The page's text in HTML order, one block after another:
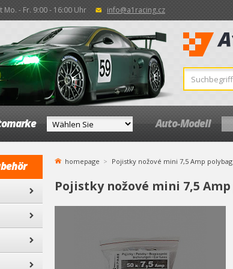
Mo. - Fr. 9:00 - 16:00 Uhr info@a1racing.cz
Auto-Modell
homepage Pojistky nožové mini 7,5 Amp polybag
Pojistky nožové mini 7,5